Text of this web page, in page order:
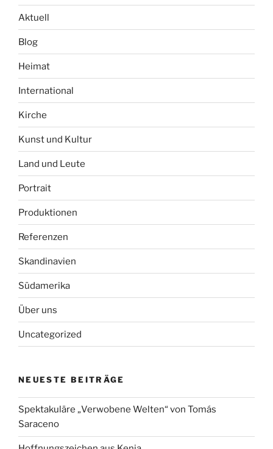
Aktuell
Blog
Heimat
International
Kirche
Kunst und Kultur
Land und Leute
Portrait
Produktionen
Referenzen
Skandinavien
Südamerika
Über uns
Uncategorized
NEUESTE BEITRÄGE
Spektakuläre „Verwobene Welten“ von Tomás
Saraceno